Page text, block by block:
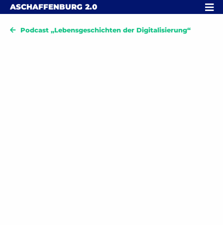
Skip to content
ASCHAFFENBURG 2.0 MENÜ
Podcast „Lebensgeschichten der Digitalisierung“